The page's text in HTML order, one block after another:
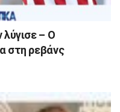
– Ο
στη ρεβάνς